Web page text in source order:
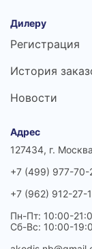
Дилеру
Регистрация
История
Новости
Адрес
127434, г.
+7 (499) 977-70-
+7 (962) 912-27-
Пн-Пт: 10:00-
Сб-Вс: 10:00-